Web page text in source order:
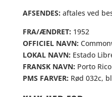
AFSENDES: aftales ved
FRA/ÆNDRET: 1952
OFFICIEL NAVN:
LOKAL NAVN: Estado
FRANSK NAVN: Porto Rico
PMS FARVER: Rød 032c,